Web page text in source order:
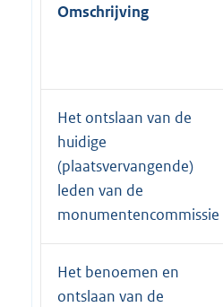
Omschrijving
Het ontslaan van de
huidige
(plaatsvervangende)
leden van de
monumentencommissie
Het benoemen en
ontslaan van de